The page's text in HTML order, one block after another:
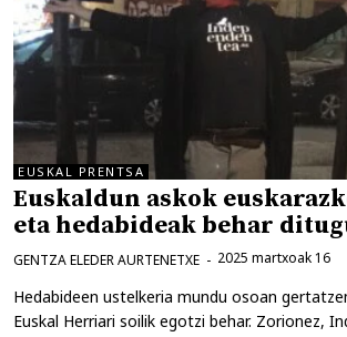
EUSKAL PRENTSA
Euskaldun askok
eta hedabideak behar
2025 martxoak 16
GENTZA ELEDER AURTENETXE
Hedabideen ustelkeria mundu osoan
Euskal Herriari soilik egotzi behar. Zorionez,